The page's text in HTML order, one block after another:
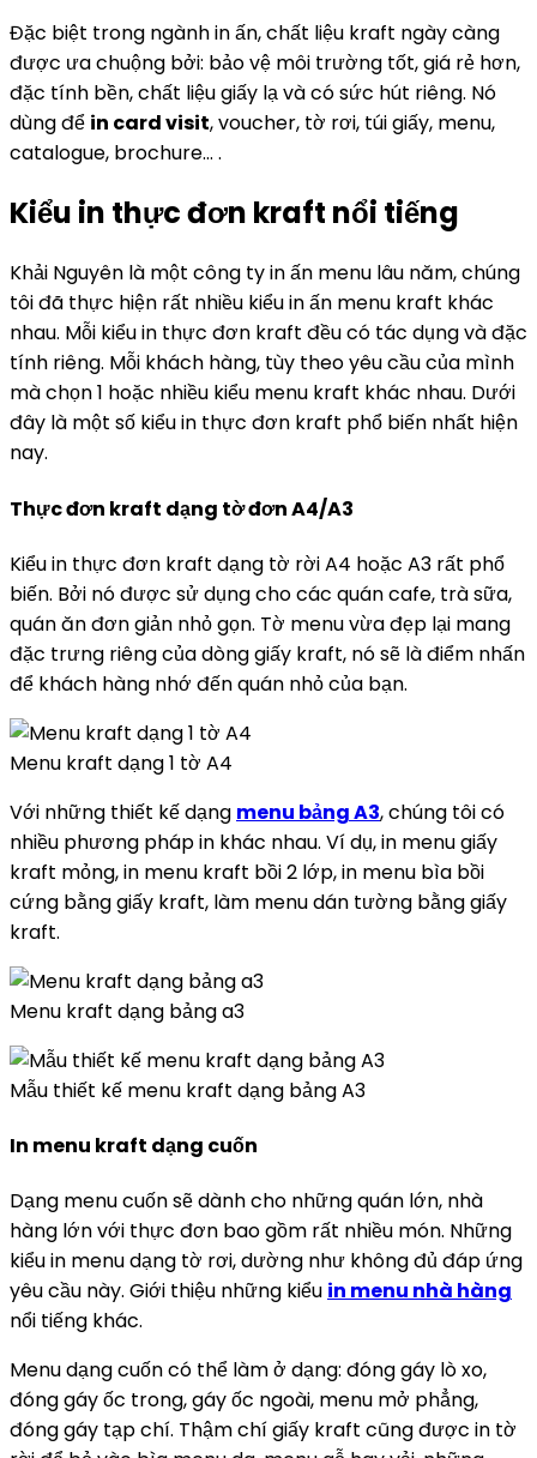
Đặc biệt trong ngành in ấn, chất liệu kraft ngày càng
được ưa chuộng bởi: bảo vệ môi trường tốt, giá rẻ hơn,
đặc tính bền, chất liệu giấy lạ và có sức hút riêng. Nó
dùng để in card visit, voucher, tờ rơi, túi giấy, menu,
catalogue, brochure… .
Kiểu in thực đơn kraft nổi tiếng
Khải Nguyên là một công ty in ấn menu lâu năm, chúng
tôi đã thực hiện rất nhiều kiểu in ấn menu kraft khác
nhau. Mỗi kiểu in thực đơn kraft đều có tác dụng và đặc
tính riêng. Mỗi khách hàng, tùy theo yêu cầu của mình
mà chọn 1 hoặc nhiều kiểu menu kraft khác nhau. Dưới
đây là một số kiểu in thực đơn kraft phổ biến nhất hiện
nay.
Thực đơn kraft dạng tờ đơn A4/A3
Kiểu in thực đơn kraft dạng tờ rời A4 hoặc A3 rất phổ
biến. Bởi nó được sử dụng cho các quán cafe, trà sữa,
quán ăn đơn giản nhỏ gọn. Tờ menu vừa đẹp lại mang
đặc trưng riêng của dòng giấy kraft, nó sẽ là điểm nhấn
để khách hàng nhớ đến quán nhỏ của bạn.
Menu kraft dạng 1 tờ A4
Với những thiết kế dạng menu bảng A3, chúng tôi có
nhiều phương pháp in khác nhau. Ví dụ, in menu giấy
kraft mỏng, in menu kraft bồi 2 lớp, in menu bìa bồi
cứng bằng giấy kraft, làm menu dán tường bằng giấy
kraft.
Menu kraft dạng bảng a3
Mẫu thiết kế menu kraft dạng bảng A3
In menu kraft dạng cuốn
Dạng menu cuốn sẽ dành cho những quán lớn, nhà
hàng lớn với thực đơn bao gồm rất nhiều món. Những
kiểu in menu dạng tờ rơi, dường như không đủ đáp ứng
yêu cầu này. Giới thiệu những kiểu in menu nhà hàng
nổi tiếng khác.
Menu dạng cuốn có thể làm ở dạng: đóng gáy lò xo,
đóng gáy ốc trong, gáy ốc ngoài, menu mở phẳng,
đóng gáy tạp chí. Thậm chí giấy kraft cũng được in tờ